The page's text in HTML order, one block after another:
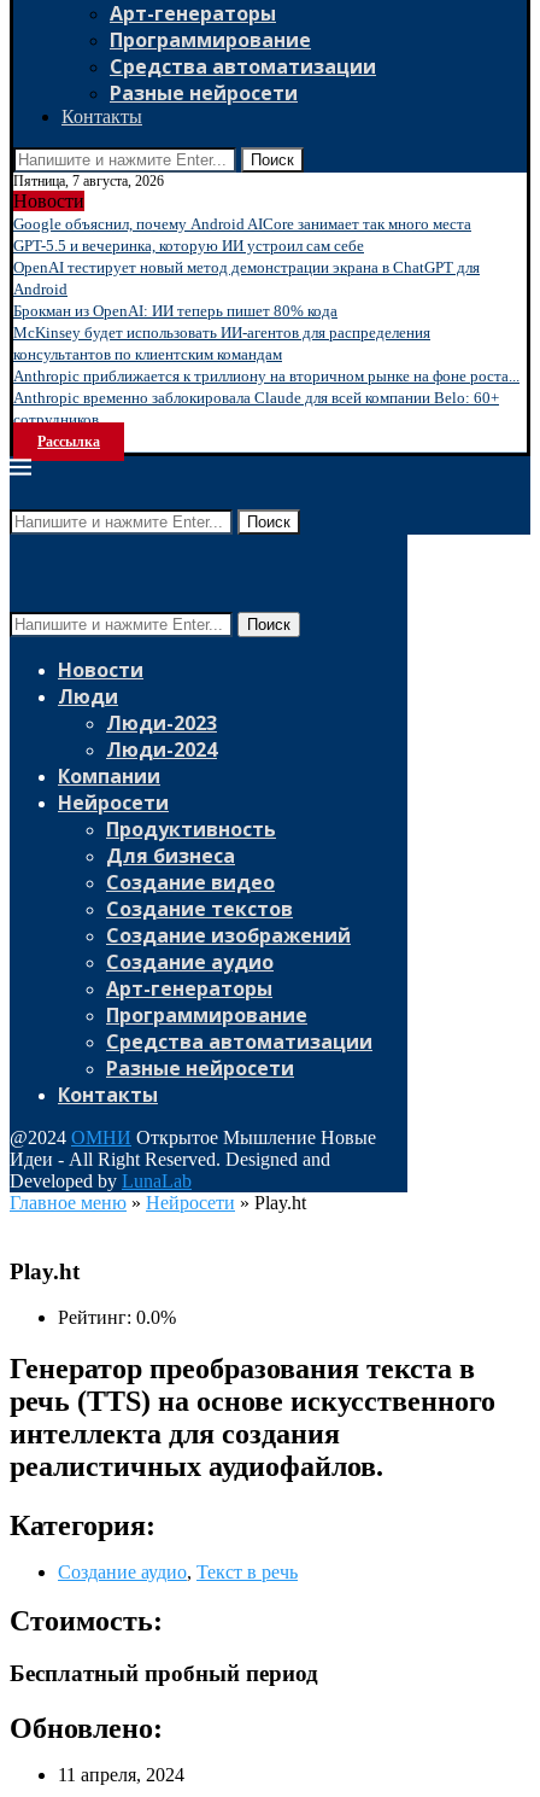
Арт-генераторы
Программирование
Средства автоматизации
Разные нейросети
Контакты
Поиск
Пятница, 7 августа, 2026
Новости
Google объяснил, почему Android AICore занимает так много места
GPT-5.5 и вечеринка, которую ИИ устроил сам себе
OpenAI тестирует новый метод демонстрации экрана в ChatGPT для
Android
Брокман из OpenAI: ИИ теперь пишет 80% кода
McKinsey будет использовать ИИ-агентов для распределения
консультантов по клиентским командам
Anthropic приближается к триллиону на вторичном рынке на фоне роста...
Anthropic временно заблокировала Claude для всей компании Belo: 60+
сотрудников...
Рассылка
Поиск
Поиск
Новости
Люди
Люди-2023
Люди-2024
Компании
Нейросети
Продуктивность
Для бизнеса
Создание видео
Создание текстов
Создание изображений
Создание аудио
Арт-генераторы
Программирование
Средства автоматизации
Разные нейросети
Контакты
@2024 ОМНИ Открытое Мышление Новые
Идеи - All Right Reserved. Designed and
Developed by LunaLab
Главное меню » Нейросети » Play.ht
Play.ht
Рейтинг: 0.0%
Генератор преобразования текста в
речь (TTS) на основе искусственного
интеллекта для создания
реалистичных аудиофайлов.
Категория:
Создание аудио, Текст в речь
Стоимость:
Бесплатный пробный период
Обновлено:
11 апреля, 2024